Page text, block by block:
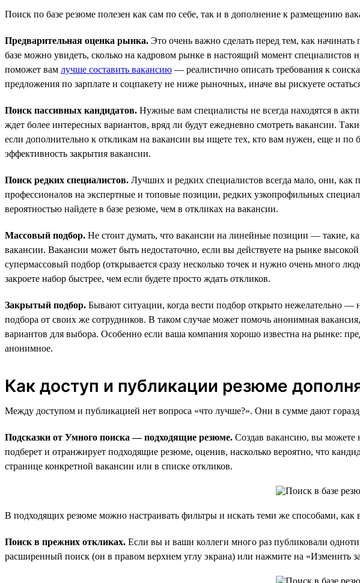
Поиск по базе резюме полезен как сам по себе, так и в дополнение к размещению
Предварительная оценка рынка. Это очень важно сделать перед тем, как
базе можно увидеть, сколько на кадровом рынке в настоящий момент
поможет вам лучше составить вакансию — реалистично описать требования к
предложения по зарплате и соцпакету не ниже рыночных, иначе вы рискуете
Поиск пассивных кандидатов. Нужные вам специалисты не всегда находятся в
ждет более интересных вариантов, вряд ли будут ежедневно смотреть вакансии.
если дополнительно к откликам на вакансии вы ищете тех, кто вам нужен, еще и
эффективность закрытия вакансии.
Поиск редких специалистов. Лучших и редких специалистов всегда мало, они, как
профессионалов на экспертные и топовые позиции, редких узкопрофильных
вероятностью найдете в базе резюме, чем в откликах на вакансии.
Массовый подбор. Не стоит думать, что вакансии на линейные позиции — такие,
вакансии. Вакансии может быть недостаточно, если вы действуете на рынке
супермассовый подбор (открывается сразу несколько точек и нужно очень много
закроете набор быстрее, чем если будете просто ждать откликов.
Закрытый подбор. Бывают ситуации, когда вести подбор открыто нежелательно —
подбора от своих же сотрудников. В таком случае может помочь анонимная
вариантов для выбора. Особенно если ваша компания хорошо известна на рынке:
анонимное.
Как доступ и публикации резюме
Между доступом и публикацией нет вопроса «что лучше?». Они в сумме дают
Подсказки от Умного поиска — подходящие резюме. Создав вакансию, вы можете
подберет и отранжирует подходящие резюме, оценив, насколько вероятно, что
странице конкретной вакансии или в списке откликов.
В подходящих резюме можно настраивать фильтры и искать теми же способами,
Поиск в прежних откликах. Если вы и ваши коллеги много раз публиковали
расширенный поиск (он в правом верхнем углу экрана) или нажмите на «Изменить